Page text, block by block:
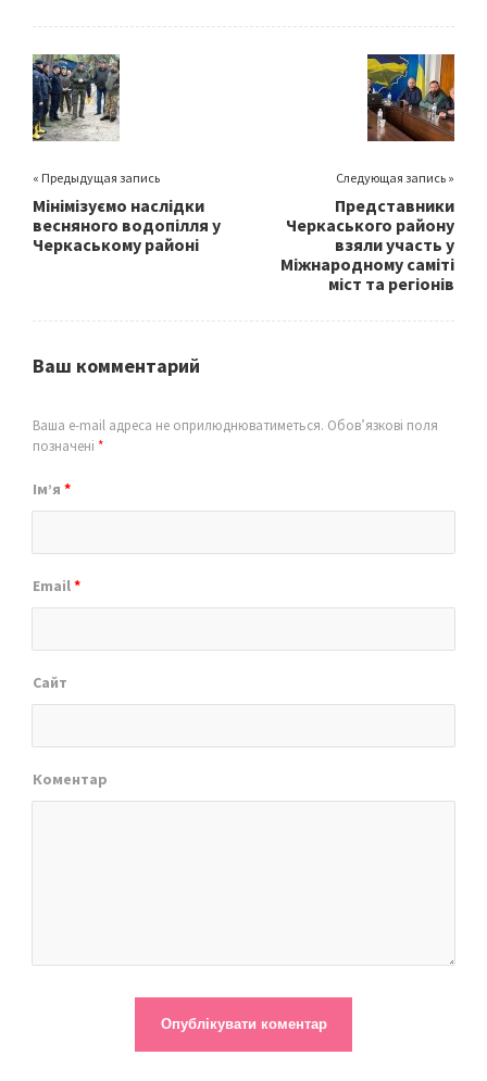
o
o
k
er
« Предыдущая запись
Мінімізуємо наслідки
весняного водопілля у
Черкаському районі
Следующая запись »
Представники
Черкаського району
взяли участь у
Міжнародному саміті
міст та регіонів
Ваш комментарий
Ваша e-mail адреса не оприлюднюватиметься. Обов’язкові поля
позначені *
Ім’я *
Email*
Сайт
Коментар